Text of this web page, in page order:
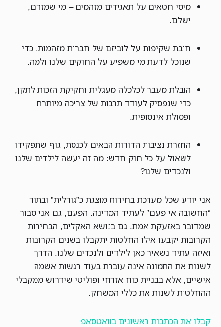
מיסי חטאים על תאגידים מזהמים – מי שמזהם,
ישלם.
חובת שקיפות על לוביזם של חברות מזהמות, כדי
שנוכל לדעת מי משפיע על החוקים שלנו ולמה.
הובלת מעבר לכלכלה מעגלית וחקיקת הזכות לתקן,
כדי שנפסיק לעודד תרבות של צריכה מיותרת
ופסולת אינסופית.
החזרת נציבות הדורות הבאים לכנסת, גוף שתפקידו
לשאול על כל חוק חדש: מה זה יעשה לילדים שלנו
ולנכדים שלנו?
אני יודע שכל מערכת בחירות מוצגת כ”גורלית” ובתור
“החשובה אי פעם” לעתיד המדינה. הפעם, גם אני סבור
שמדובר באזעקת אמת. גם בנושא האקלים, הבחירות
הקרובות יקבעו אילו החלטות יתקבלו בשנים הקרובות
ואיזה עתיד נשאיר כאן לילדים ולנכדים שלנו. הדרך
לשנות את התמונה אינה עוברת בעוד רגשות אשמה
אישיים, אלא בבניית כוח אזרחי ופוליטי שידרוש ממקבלי
ההחלטות לשנות את כללי המשחק.
קבלו את הכתבות ראשונים בוואטסאפ